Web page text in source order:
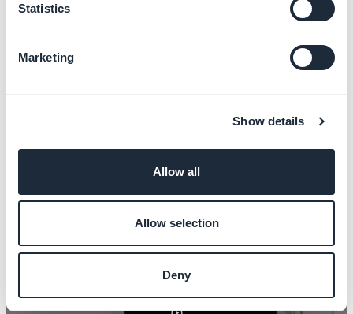
Statistics
Marketing
Show details
Allow all
Allow selection
Deny
Comment réaliser le design des
sections de votre boutique ?